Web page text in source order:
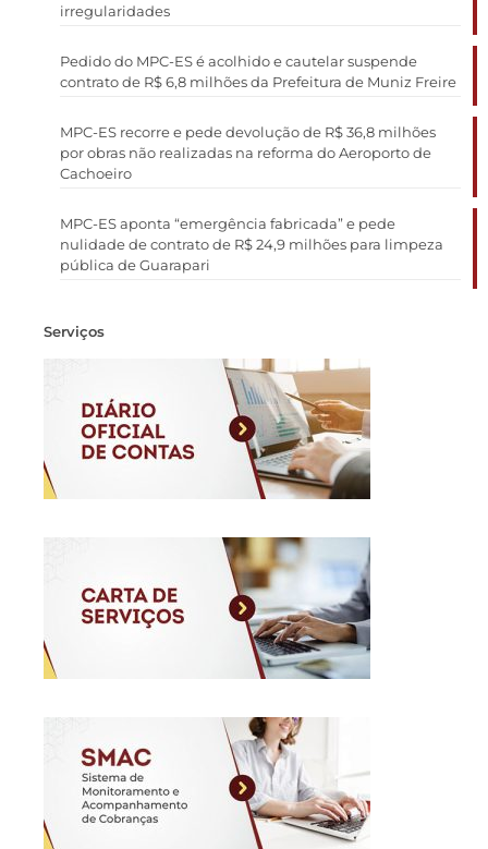
irregularidades
Pedido do MPC-ES é acolhido e cautelar suspende
contrato de R$ 6,8 milhões da Prefeitura de Muniz Freire
MPC-ES recorre e pede devolução de R$ 36,8 milhões
por obras não realizadas na reforma do Aeroporto de
Cachoeiro
MPC-ES aponta “emergência fabricada” e pede
nulidade de contrato de R$ 24,9 milhões para limpeza
pública de Guarapari
Serviços